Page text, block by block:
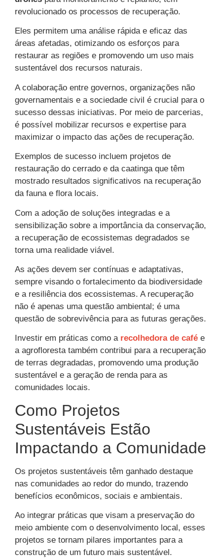
revolucionado os processos de recuperação.
Eles permitem uma análise rápida e eficaz das
áreas afetadas, otimizando os esforços para
restaurar as regiões e promovendo um uso mais
sustentável dos recursos naturais.
A colaboração entre governos, organizações não
governamentais e a sociedade civil é crucial para o
sucesso dessas iniciativas. Por meio de parcerias,
é possível mobilizar recursos e expertise para
maximizar o impacto das ações de recuperação.
Exemplos de sucesso incluem projetos de
restauração do cerrado e da caatinga que têm
mostrado resultados significativos na recuperação
da fauna e flora locais.
Com a adoção de soluções integradas e a
sensibilização sobre a importância da conservação,
a recuperação de ecossistemas degradados se
torna uma realidade viável.
As ações devem ser contínuas e adaptativas,
sempre visando o fortalecimento da biodiversidade
e a resiliência dos ecossistemas. A recuperação
não é apenas uma questão ambiental; é uma
questão de sobrevivência para as futuras gerações.
Investir em práticas como a recolhedora de café e
a agrofloresta também contribui para a recuperação
de terras degradadas, promovendo uma produção
sustentável e a geração de renda para as
comunidades locais.
Como Projetos
Sustentáveis Estão
Impactando a Comunidade
Os projetos sustentáveis têm ganhado destaque
nas comunidades ao redor do mundo, trazendo
benefícios econômicos, sociais e ambientais.
Ao integrar práticas que visam a preservação do
meio ambiente com o desenvolvimento local, esses
projetos se tornam pilares importantes para a
construção de um futuro mais sustentável.